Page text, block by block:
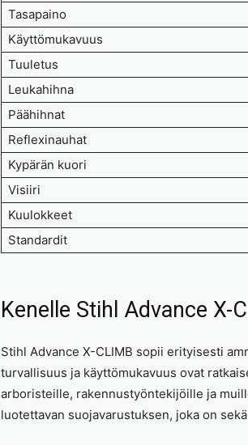
Tasapaino
Käyttömukavuus
Tuuletus
Leukahihna
Päähihnat
Reflexinauhat
Kypärän kuori
Visiiri
Kuulokkeet
Standardit
Kenelle Stihl Advance X-
Stihl Advance X-CLIMB sopii erityisesti
turvallisuus ja käyttömukavuus ovat
arboristeille, rakennustyöntekijöille ja
luotettavan suojavarustuksen, joka on